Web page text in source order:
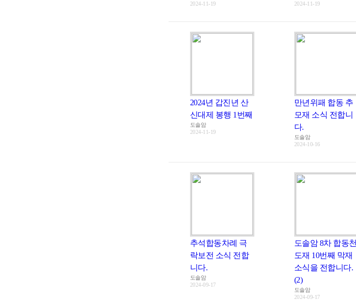
2024-11-19
2024-11-19
2024년 갑진년 산
신대제 봉행 1번째
도솔암
2024-11-19
만년위패 합동 추
모재 소식 전합니
다.
도솔암
2024-10-16
추석합동차례 극
락보전 소식 전합
니다.
도솔암
2024-09-17
도솔암 8차 합동천
도재 10번째 막재
소식을 전합니다.
(2)
도솔암
2024-09-17